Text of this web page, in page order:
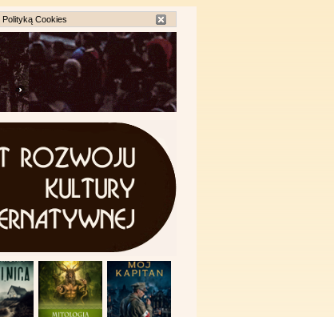
Polityką Cookies